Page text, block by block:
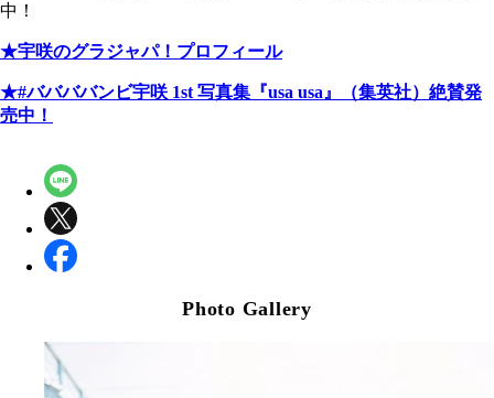
中！
★宇咲のグラジャパ！プロフィール
★#ババババンビ宇咲 1st 写真集『usa usa』（集英社）絶賛発
売中！
Photo Gallery